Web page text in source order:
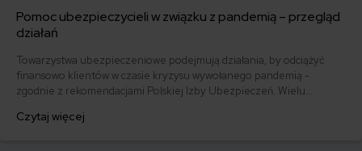
Pomoc ubezpieczycieli w związku z pandemią – przegląd
działań
Towarzystwa ubezpieczeniowe podejmują działania, by odciążyć
finansowo klientów w czasie kryzysu wywołanego pandemią -
zgodnie z rekomendacjami Polskiej Izby Ubezpieczeń. Wielu
środki finansowe i w ten sposób bezpośrednio wspiera walkę z
Czytaj więcej